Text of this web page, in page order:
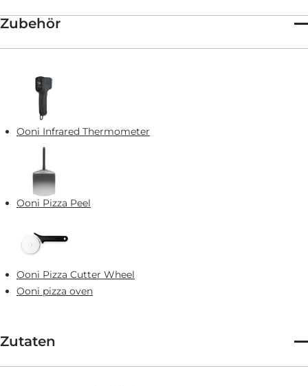
Zubehör
Ooni Infrared Thermometer
Ooni Pizza Peel
Ooni Pizza Cutter Wheel
Ooni pizza oven
Zutaten